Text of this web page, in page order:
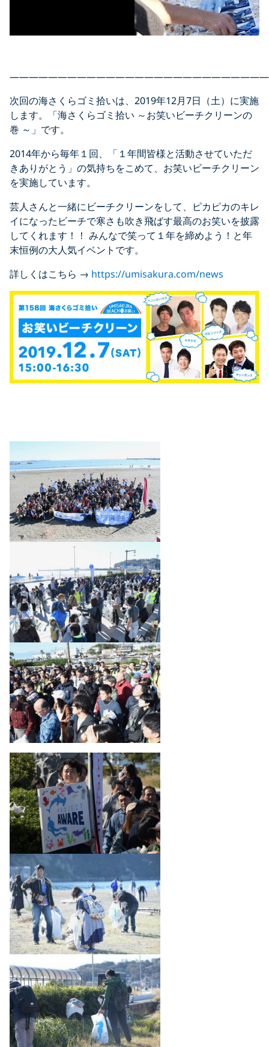
次回の海さくらゴミ拾いは、2019年12月7日（土）に実施
します。「海さくらゴミ拾い ～お笑いビーチクリーンの
巻 ～」です。
2014年から毎年１回、「１年間皆様と活動させていただ
きありがとう」の気持ちをこめて、お笑いビーチクリーン
を実施しています。
芸人さんと一緒にビーチクリーンをして、ピカピカのキレ
イになったビーチで寒さも吹き飛ばす最高のお笑いを披露
してくれます！！ みんなで笑って１年を締めよう！と年
末恒例の大人気イベントです。
詳しくはこちら → https://umisakura.com/news